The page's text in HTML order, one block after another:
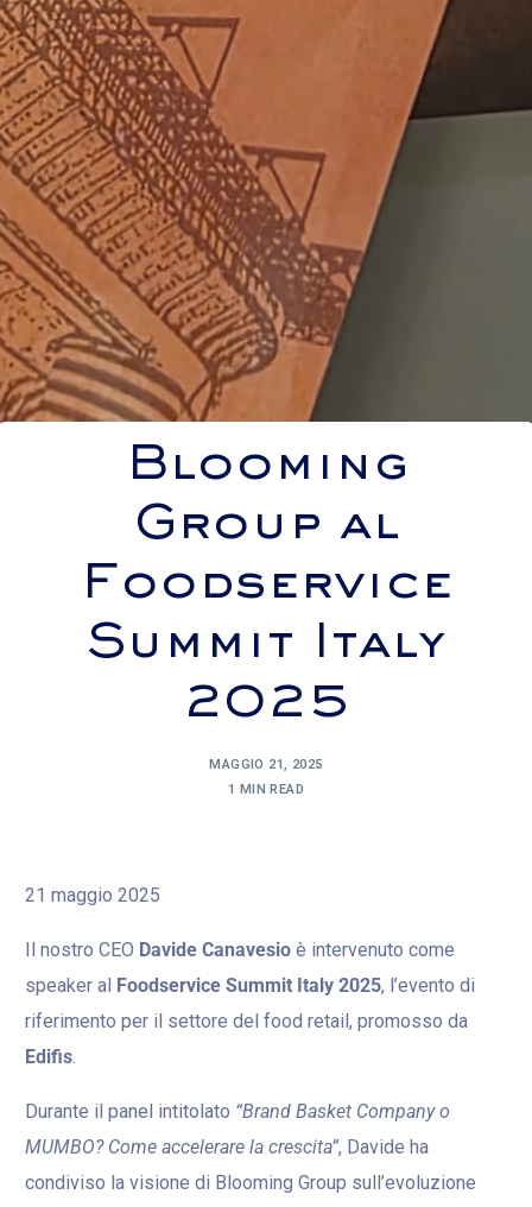
Blooming
Group al
Foodservice
Summit Italy
2025
MAGGIO 21, 2025
1 MIN READ
21 maggio 2025
Il nostro CEO Davide Canavesio è intervenuto come
speaker al Foodservice Summit Italy 2025, l’evento di
riferimento per il settore del food retail, promosso da
Edifis
Durante il panel intitolato “Brand Basket Company o
MUMBO? Come accelerare la crescita”, Davide ha
condiviso la visione di Blooming Group sull’evoluzione